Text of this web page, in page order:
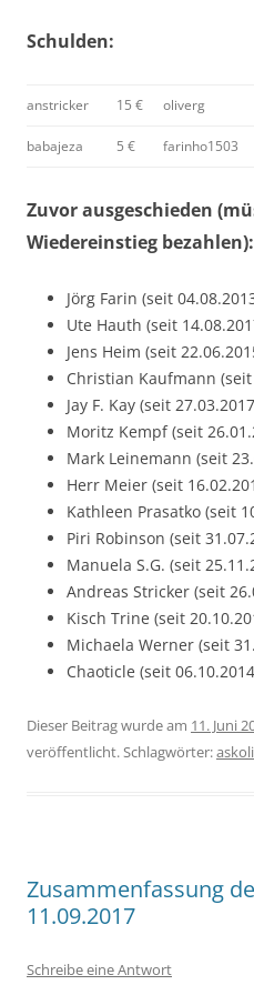
Schulden:
anstricker 15 € oliverg
babajeza 5 € farinho1503
Zuvor ausgeschieden
Wiedereinstieg bezahlen):
Jörg Farin (seit
Ute Hauth (seit
Jens Heim (seit
Christian Kaufmann (seit
Jay F. Kay (seit
Moritz Kempf (seit
Mark Leinemann (seit
Herr Meier (seit
Kathleen Prasatko (seit
Piri Robinson (seit
Manuela S.G. (seit
Andreas Stricker (seit
Kisch Trine (seit
Michaela Werner (seit
Chaoticle (seit
Dieser Beitrag wurde am 11. Juni
veröffentlicht. Schlagwörter:
Zusammenfassung
11.09.2017
Schreibe eine Antwort